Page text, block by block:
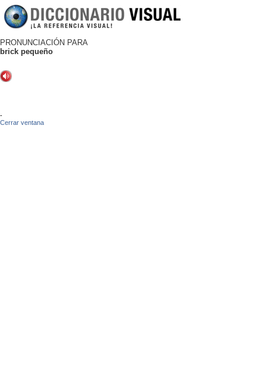
PRONUNCIACIÓN PARA
brick pequeño
-
Cerrar ventana